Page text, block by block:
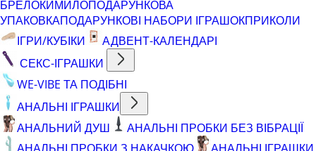
БРЕЛОКИМИЛОПОДАРУНКОВА
УПАКОВКАПОДАРУНКОВІ НАБОРИ ІГРАШОКПРИКОЛИ
ІГРИ/КУБІКИ
АДВЕНТ-КАЛЕНДАРІ
СЕКС-ІГРАШКИ
WE-VIBE ТА ПОДІБНІ
АНАЛЬНІ ІГРАШКИ
АНАЛЬНИЙ ДУШ
АНАЛЬНІ ПРОБКИ БЕЗ ВІБРАЦІЇ